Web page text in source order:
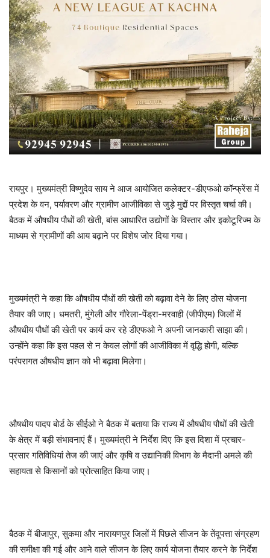
रायपुर। मुख्यमंत्री विष्णुदेव साय ने आज आयोजित कलेक्टर-डीएफओ कॉन्फ्रेंस में
प्रदेश के वन, पर्यावरण और ग्रामीण आजीविका से जुड़े मुद्दों पर विस्तृत चर्चा की।
बैठक में औषधीय पौधों की खेती, बांस आधारित उद्योगों के विस्तार और इकोटूरिज्म के
माध्यम से ग्रामीणों की आय बढ़ाने पर विशेष जोर दिया गया।
मुख्यमंत्री ने कहा कि औषधीय पौधों की खेती को बढ़ावा देने के लिए ठोस योजना
तैयार की जाए। धमतरी, मुंगेली और गौरेला-पेंड्रा-मरवाही (जीपीएम) जिलों में
औषधीय पौधों की खेती पर कार्य कर रहे डीएफओ ने अपनी जानकारी साझा की।
उन्होंने कहा कि इस पहल से न केवल लोगों की आजीविका में वृद्धि होगी, बल्कि
परंपरागत औषधीय ज्ञान को भी बढ़ावा मिलेगा।
औषधीय पादप बोर्ड के सीईओ ने बैठक में बताया कि राज्य में औषधीय पौधों की खेती
के क्षेत्र में बड़ी संभावनाएं हैं। मुख्यमंत्री ने निर्देश दिए कि इस दिशा में प्रचार-
प्रसार गतिविधियां तेज की जाएं और कृषि व उद्यानिकी विभाग के मैदानी अमले की
सहायता से किसानों को प्रोत्साहित किया जाए।
बैठक में बीजापुर, सुकमा और नारायणपुर जिलों में पिछले सीजन के तेंदूपत्ता संग्रहण
की समीक्षा की गई और आने वाले सीजन के लिए कार्य योजना तैयार करने के निर्देश